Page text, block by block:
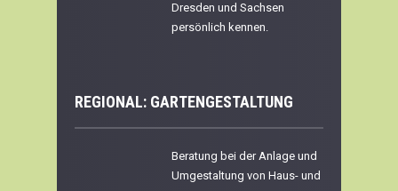
Dresden und Sachsen
persönlich kennen.
REGIONAL: GARTENGESTALTUNG
Beratung bei der Anlage und
Umgestaltung von Haus- und